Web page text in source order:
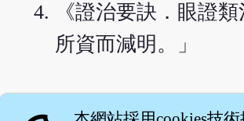
《證治要訣．眼證
所資而減明。」
English version